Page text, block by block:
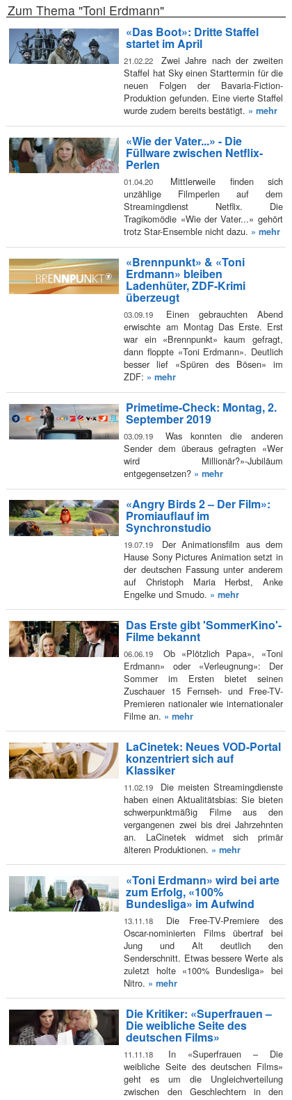
Zum Thema "Toni Erdmann"
«Das Boot»: Dritte Staffel
startet im April
21.02.22
Zwei Jahre nach der zweiten
Staffel hat Sky einen Starttermin für die
neuen Folgen der Bavaria-Fiction-
Produktion gefunden. Eine vierte Staffel
wurde zudem bereits bestätigt. » mehr
«Wie der Vater...» - Die
Füllware zwischen Netflix-
Perlen
01.04.20
Mittlerweile finden sich
unzählige Filmperlen auf dem
Streamingdienst Netflix. Die
Tragikomödie «Wie der Vater...» gehört
trotz Star-Ensemble nicht dazu. » mehr
«Brennpunkt» & «Toni
Erdmann» bleiben
Ladenhüter, ZDF-Krimi
überzeugt
03.09.19
Einen gebrauchten Abend
erwischte am Montag Das Erste. Erst
war ein «Brennpunkt» kaum gefragt,
dann floppte «Toni Erdmann». Deutlich
besser lief «Spüren des Bösen» im
ZDF: » mehr
Primetime-Check: Montag, 2.
September 2019
03.09.19
Was konnten die anderen
Sender dem überaus gefragten «Wer
wird Millionär?»-Jubiläum
entgegensetzen? » mehr
«Angry Birds 2 – Der Film»:
Promiauflauf im
Synchronstudio
19.07.19
Der Animationsfilm aus dem
Hause Sony Pictures Animation setzt in
der deutschen Fassung unter anderem
auf Christoph Maria Herbst, Anke
Engelke und Smudo. » mehr
Das Erste gibt 'SommerKino'-
Filme bekannt
06.06.19
Ob «Plötzlich Papa», «Toni
Erdmann» oder «Verleugnung»: Der
Sommer im Ersten bietet seinen
Zuschauer 15 Fernseh- und Free-TV-
Premieren nationaler wie internationaler
Filme an. » mehr
LaCinetek: Neues VOD-Portal
konzentriert sich auf
Klassiker
11.02.19
Die meisten Streamingdienste
haben einen Aktualitätsbias: Sie bieten
schwerpunktmäßig Filme aus den
vergangenen zwei bis drei Jahrzehnten
an. LaCinetek widmet sich primär
älteren Produktionen. » mehr
«Toni Erdmann» wird bei arte
zum Erfolg, «100%
Bundesliga» im Aufwind
13.11.18
Die Free-TV-Premiere des
Oscar-nominierten Films übertraf bei
Jung und Alt deutlich den
Senderschnitt. Etwas bessere Werte als
zuletzt holte «100% Bundesliga» bei
Nitro. » mehr
Die Kritiker: «Superfrauen –
Die weibliche Seite des
deutschen Films»
11.11.18
In «Superfrauen – Die
weibliche Seite des deutschen Films»
geht es um die Ungleichverteilung
zwischen den Geschlechtern in den